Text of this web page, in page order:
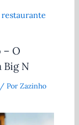
– O
Big N
Por Zazinho